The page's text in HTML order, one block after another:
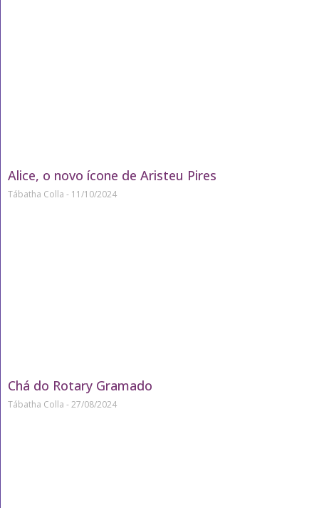
Alice, o novo ícone de Aristeu Pires
Tábatha Colla 11/10/2024
Chá do Rotary Gramado
Tábatha Colla 27/08/2024